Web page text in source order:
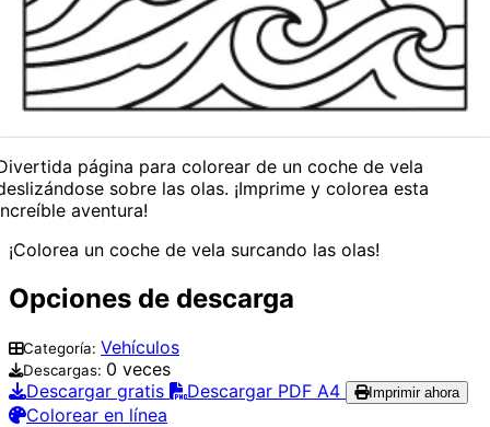
página para colorear de un coche de vela
sobre las olas. ¡Imprime y colorea esta
aventura!
¡Colorea un coche de vela surcando las olas!
Opciones de descarga
Categoría: Vehículos
Descargas: 0 veces
Descargar gratis
Descargar PDF A4 Imprimir ahora
Colorear en línea